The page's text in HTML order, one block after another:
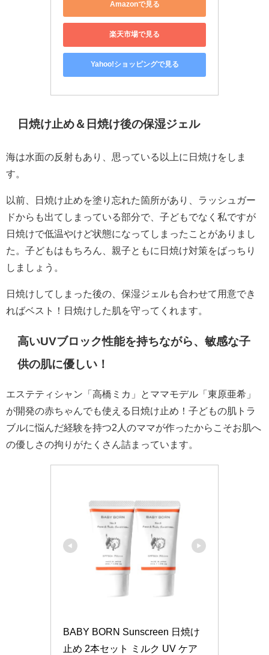
Amazonで見る
楽天市場で見る
Yahoo!ショッピングで見る
日焼け止め＆日焼け後の保湿ジェル
海は水面の反射もあり、思っている以上に日焼けをしま
す。
以前、日焼け止めを塗り忘れた箇所があり、ラッシュガー
ドからも出てしまっている部分で、子どもでなく私ですが
日焼けで低温やけど状態になってしまったことがありまし
た。子どもはもちろん、親子ともに日焼け対策をばっちり
しましょう。
日焼けしてしまった後の、保湿ジェルも合わせて用意でき
ればベスト！日焼けした肌を守ってくれます。
高いUVブロック性能を持ちながら、敏感な子
供の肌に優しい！
エステティシャン「高橋ミカ」とママモデル「東原亜希」
が開発の赤ちゃんでも使える日焼け止め！子どもの肌トラ
ブルに悩んだ経験を持つ2人のママが作ったからこそお肌へ
の優しさの拘りがたくさん詰まっています。
BABY BORN Sunscreen 日焼け
止め 2本セット ミルク UV ケア